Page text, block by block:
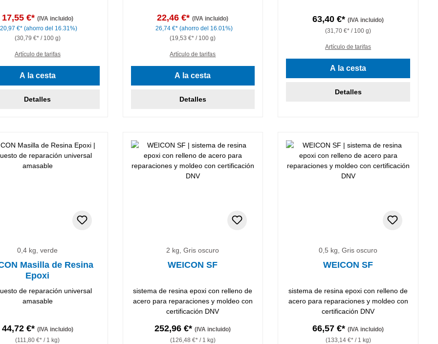
17,55 €* (IVA incluido)
20,97 €* (ahorro del 16.31%)
(30,79 €* / 100 g)
Artículo de tarifas
A la cesta
Detalles
22,46 €*(IVA incluido)
26,74 €* (ahorro del 16.01%)
(19,53 €* / 100 g)
Artículo de tarifas
A la cesta
Detalles
63,40 €*(IVA incluido)
(31,70 €* / 100 g)
Artículo de tarifas
A la cesta
Detalles
0,4 kg, verde
Masilla de Resina
Epoxi
de reparación universal
amasable
44,72 €* (IVA incluido)
(111,80 €* / 1 kg)
2 kg, Gris oscuro
WEICON SF
sistema de resina epoxi con relleno de
acero para reparaciones y moldeo con
certificación DNV
252,96 €*(IVA incluido)
(126,48 €* / 1 kg)
0,5 kg, Gris oscuro
WEICON SF
sistema de resina epoxi con relleno de
acero para reparaciones y moldeo con
certificación DNV
66,57 €*(IVA incluido)
(133,14 €* / 1 kg)